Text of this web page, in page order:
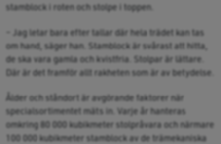
stamblock i roten och stolpe i toppen.
– Jag letar bara efter tallar där hela trädet kan tas
om hand, säger han. Stamblock är svårast att hitta,
de ska vara gamla och kvistfria. Stolpar är lättare.
Där är det framför allt rakheten som är av betydelse.
Ålder och ståndort är avgörande faktorer när
specialsortimentet mäts in. Varje år hanteras
omkring 80 000 kubikmeter stolpråvara och närmare
100 000 kubikmeter stamblock av de trämekaniska